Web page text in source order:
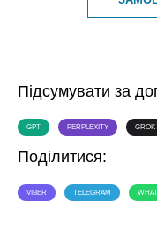
Підсумувати за
GPT PERPLEXITY GROK
Поділитися:
VIBER TELEGRAM